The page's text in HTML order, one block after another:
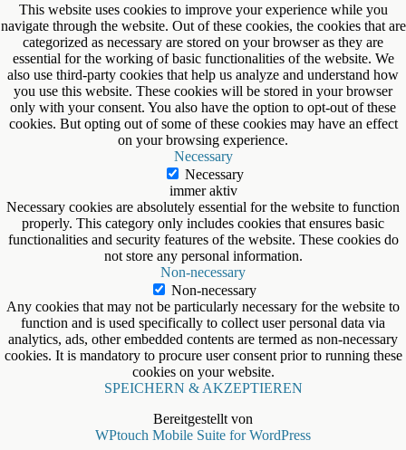
This website uses cookies to improve your experience while you
navigate through the website. Out of these cookies, the cookies that are
categorized as necessary are stored on your browser as they are
essential for the working of basic functionalities of the website. We
also use third-party cookies that help us analyze and understand how
you use this website. These cookies will be stored in your browser
only with your consent. You also have the option to opt-out of these
cookies. But opting out of some of these cookies may have an effect
on your browsing experience.
Necessary
Necessary
immer aktiv
Necessary cookies are absolutely essential for the website to function
properly. This category only includes cookies that ensures basic
functionalities and security features of the website. These cookies do
not store any personal information.
Non-necessary
Non-necessary
Any cookies that may not be particularly necessary for the website to
function and is used specifically to collect user personal data via
analytics, ads, other embedded contents are termed as non-necessary
cookies. It is mandatory to procure user consent prior to running these
cookies on your website.
SPEICHERN & AKZEPTIEREN
Bereitgestellt von
WPtouch Mobile Suite for WordPress